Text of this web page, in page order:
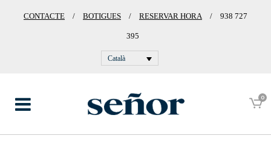
CONTACTE / BOTIGUES / RESERVAR HORA / 938 727
395
Català
0